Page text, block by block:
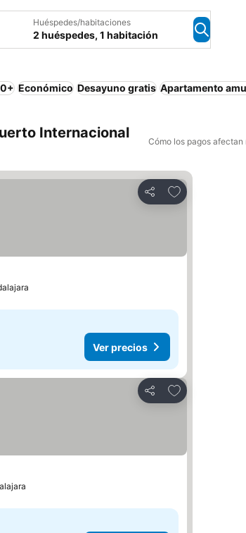
Huéspedes/habitaciones
2 huéspedes, 1 habitación
Económico Desayuno gratis Apartamento
Internacional
Cómo los pagos
Compartir
Agregar a
Ver precios
Compartir
Agregar a